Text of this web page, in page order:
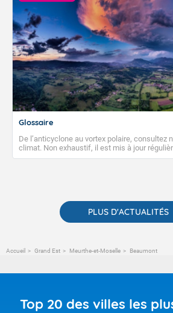
Glossaire
De l’anticyclone au vortex polaire, consultez
climat. Non exhaustif, il est mis à jour
publications. Vous y trouverez également
PLUS D'ACTUALITÉS
Accueil Grand Est Meurthe-et-Moselle Beaumont
Top 20 des villes les